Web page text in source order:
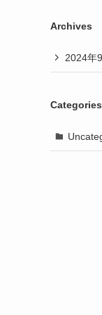
Archives
2024年
Categories